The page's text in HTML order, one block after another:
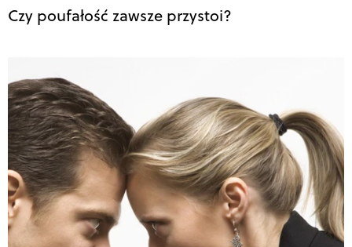
Czy poufałość zawsze przystoi?